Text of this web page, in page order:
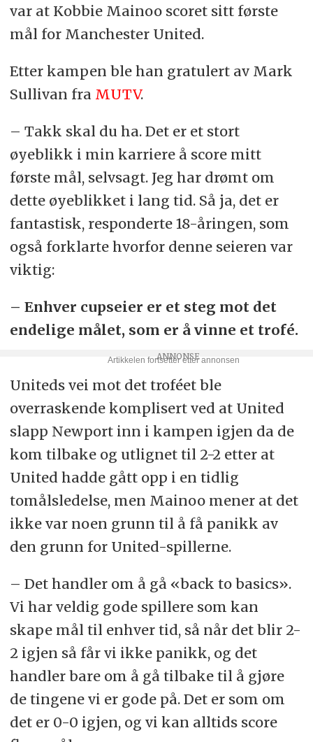
var at Kobbie Mainoo scoret sitt første
mål for Manchester United.
Etter kampen ble han gratulert av Mark
Sullivan fra MUTV.
– Takk skal du ha. Det er et stort
øyeblikk i min karriere å score mitt
første mål, selvsagt. Jeg har drømt om
dette øyeblikket i lang tid. Så ja, det er
fantastisk, responderte 18-åringen, som
også forklarte hvorfor denne seieren var
viktig:
– Enhver cupseier er et steg mot det
endelige målet, som er å vinne et trofé.
Uniteds vei mot det troféet ble
overraskende komplisert ved at United
slapp Newport inn i kampen igjen da de
kom tilbake og utlignet til 2-2 etter at
United hadde gått opp i en tidlig
tomålsledelse, men Mainoo mener at det
ikke var noen grunn til å få panikk av
den grunn for United-spillerne.
– Det handler om å gå «back to basics».
Vi har veldig gode spillere som kan
skape mål til enhver tid, så når det blir 2-
2 igjen så får vi ikke panikk, og det
handler bare om å gå tilbake til å gjøre
de tingene vi er gode på. Det er som om
det er 0-0 igjen, og vi kan alltids score